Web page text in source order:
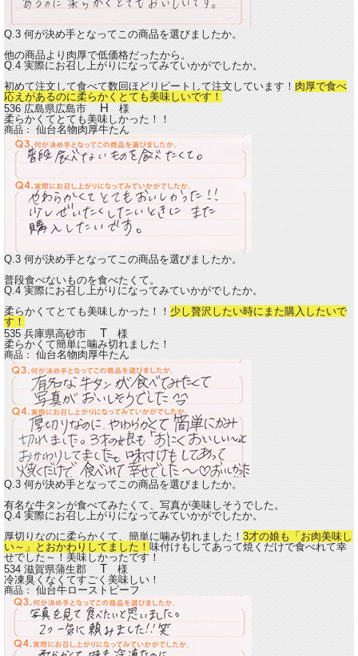
Q.3 何が決め手となってこの商品を選びましたか。
他の商品より肉厚で低価格だったから。
Q.4 実際にお召し上がりになってみていかがでしたか。
初めて注文して食べて数回ほどリピートして注文しています！肉厚で食べ
応えがあるのに柔らかくとても美味しいです！
536 広島県広島市H様
柔らかくてとても美味しかった！！
商品：仙台名物肉厚牛たん
Q.3 何が決め手となってこの商品を選びましたか。
普段食べないものを食べたくて。
Q.4 実際にお召し上がりになってみていかがでしたか。
柔らかくてとても美味しかった！！少し贅沢したい時にまた購入したいで
す！
535 兵庫県高砂市T様
柔らかくて簡単に噛み切れました！
商品：仙台名物肉厚牛たん
Q.3 何が決め手となってこの商品を選びましたか。
有名な牛タンが食べてみたくて、写真が美味しそうでした。
Q.4 実際にお召し上がりになってみていかがでしたか。
厚切りなのに柔らかくて、簡単に噛み切れました！3才の娘も「お肉美味し
い～」とおかわりしてました！ 味付けもしてあって焼くだけで食べれて幸
せでした～！美味しかったです！
534 滋賀県蒲生郡T様
冷凍臭くなくてすごく美味しい！
商品：仙台牛ローストビーフ